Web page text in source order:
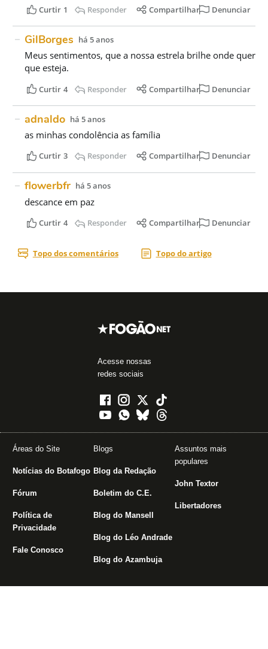
Acesse nossas
redes sociais
Áreas do Site
Notícias do Botafogo
Fórum
Política de
Privacidade
Fale Conosco
Blogs
Blog da Redação
Boletim do C.E.
Blog do Mansell
Blog do Léo Andrade
Blog do Azambuja
Assuntos mais
populares
John Textor
Libertadores